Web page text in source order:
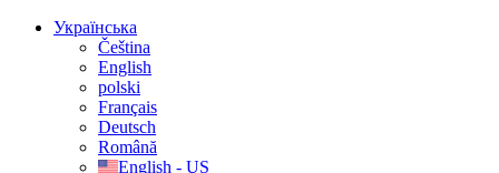
Українська
Čeština
English
polski
Français
Deutsch
Română
English - US